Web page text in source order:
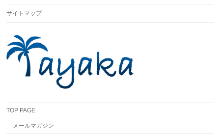
サイトマップ
TOP PAGE
メールマガジン